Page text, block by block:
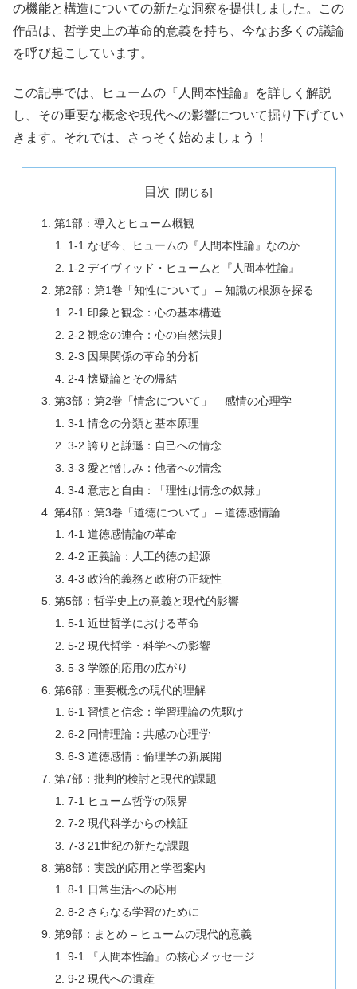
の機能と構造についての新たな洞察を提供しました。この
作品は、哲学史上の革命的意義を持ち、今なお多くの議論
を呼び起こしています。
この記事では、ヒュームの『人間本性論』を詳しく解説
し、その重要な概念や現代への影響について掘り下げてい
きます。それでは、さっそく始めましょう！
目次
第1部：導入とヒューム概観
1-1 なぜ今、ヒュームの『人間本性論』なのか
1-2 デイヴィッド・ヒュームと『人間本性論』
第2部：第1巻「知性について」 – 知識の根源を探る
2-1 印象と観念：心の基本構造
2-2 観念の連合：心の自然法則
2-3 因果関係の革命的分析
2-4 懐疑論とその帰結
第3部：第2巻「情念について」 – 感情の心理学
3-1 情念の分類と基本原理
3-2 誇りと謙遜：自己への情念
3-3 愛と憎しみ：他者への情念
3-4 意志と自由：「理性は情念の奴隷」
第4部：第3巻「道徳について」 – 道徳感情論
4-1 道徳感情論の革命
4-2 正義論：人工的徳の起源
4-3 政治的義務と政府の正統性
第5部：哲学史上の意義と現代的影響
5-1 近世哲学における革命
5-2 現代哲学・科学への影響
5-3 学際的応用の広がり
第6部：重要概念の現代的理解
6-1 習慣と信念：学習理論の先駆け
6-2 同情理論：共感の心理学
6-3 道徳感情：倫理学の新展開
第7部：批判的検討と現代的課題
7-1 ヒューム哲学の限界
7-2 現代科学からの検証
7-3 21世紀の新たな課題
第8部：実践的応用と学習案内
8-1 日常生活への応用
8-2 さらなる学習のために
第9部：まとめ – ヒュームの現代的意義
9-1 『人間本性論』の核心メッセージ
9-2 現代への遺産